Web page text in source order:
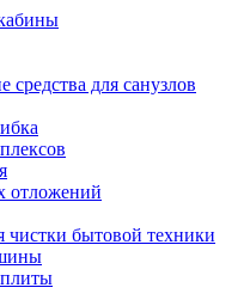
для санузлов
отложений
чистки бытовой техники